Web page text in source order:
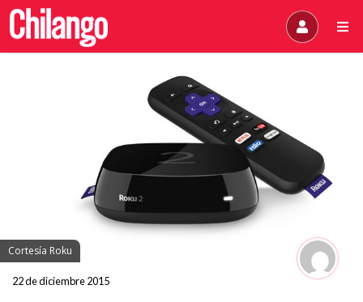
Cortesía Roku
22 de diciembre 2015